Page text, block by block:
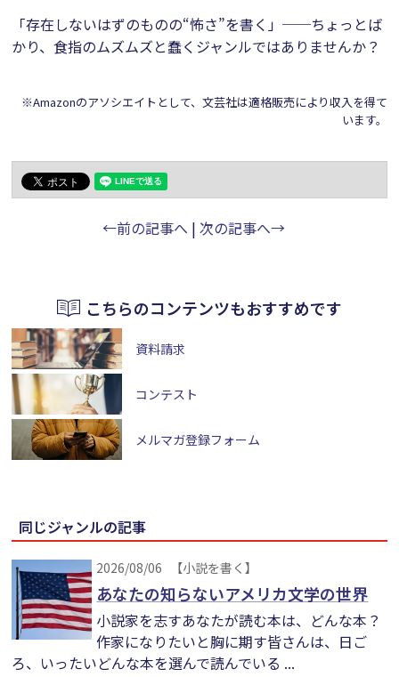
「存在しないはずのものの“怖さ”を書く」──ちょっとば
かり、食指のムズムズと蠢くジャンルではありませんか？
※Amazonのアソシエイトとして、文芸社は適格販売により収入を得て
います。
←前の記事へ | 次の記事へ→
こちらのコンテンツもおすすめです
資料請求
コンテスト
メルマガ登録フォーム
同じジャンルの記事
2026/08/06 【小説を書く】
あなたの知らないアメリカ文学の世界
小説家を志すあなたが読む本は、どんな本？
作家になりたいと胸に期す皆さんは、日ご
ろ、いったいどんな本を選んで読んでいる ...